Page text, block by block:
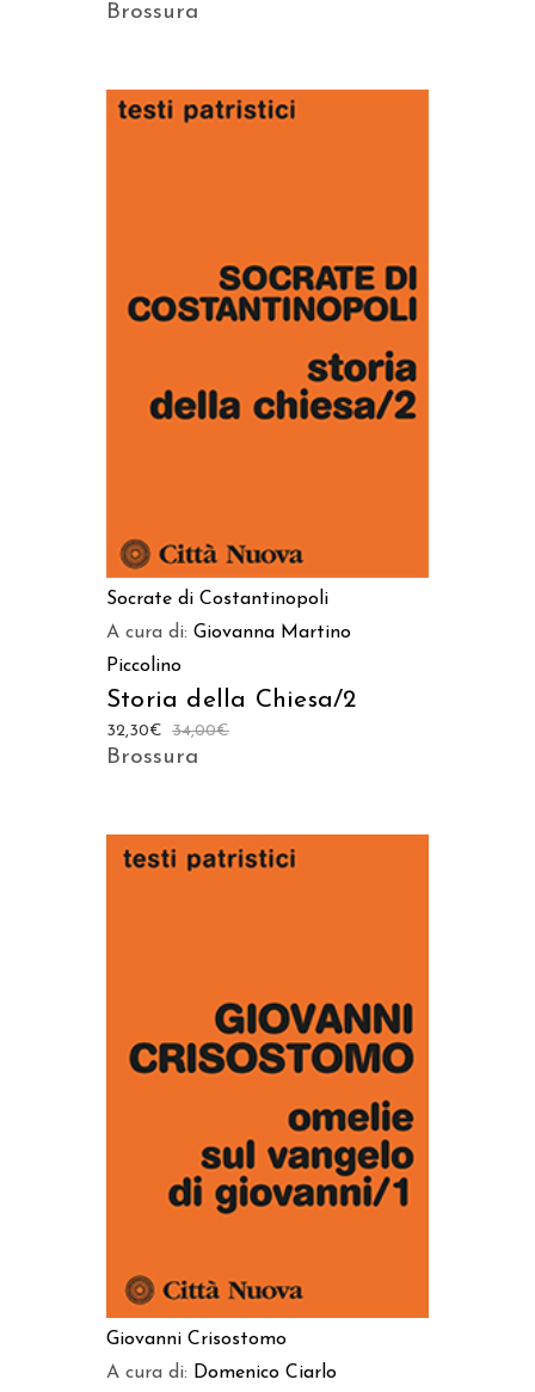
Brossura
Socrate di Costantinopoli
A cura di: Giovanna Martino
Piccolino
Storia della Chiesa/2
34,00€
32,30€
Brossura
AGGIUNGI AL CARRELLO
Giovanni Crisostomo
A cura di: Domenico Ciarlo